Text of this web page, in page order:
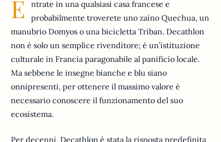
E
ntrate in una qualsiasi casa francese e
probabilmente troverete uno zaino Quechua, un
manubrio Domyos o una bicicletta Triban. Decathlon
non è solo un semplice rivenditore; è un’istituzione
culturale in Francia paragonabile al panificio locale.
Ma sebbene le insegne bianche e blu siano
onnipresenti, per ottenere il massimo valore è
necessario conoscere il funzionamento del suo
ecosistema.
Per decenni, Decathlon è stata la risposta predefinita